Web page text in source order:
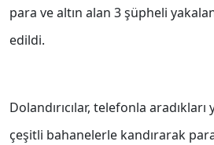
para ve altın alan 3 şüpheli
edildi.
Dolandırıcılar, telefonla aradıkları
çeşitli bahanelerle kandırarak